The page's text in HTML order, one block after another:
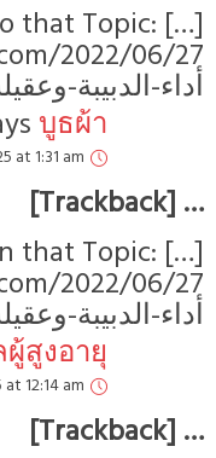
More to that
وعقيلة-
says:
10, 2025 at 1:31 am
[…] Info on that
وعقيلة-
นย์ดูแลผู้สูงอายุ
29, 2025 at 12:14 am